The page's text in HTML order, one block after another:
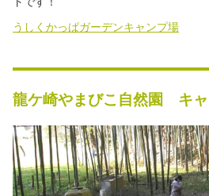
うしくかっぱガーデンキャンプ場
龍ケ崎やまびこ自然園 キ